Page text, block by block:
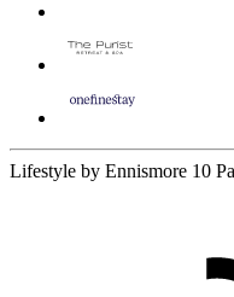
Lifestyle by Ennismore 10